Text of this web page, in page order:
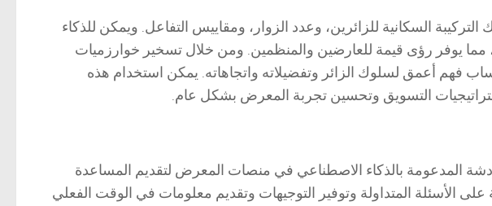
السكانية للزائرين، وعدد الزوار، ومقاييس التفاعل. ويمكن للذكاء
مما يوفر رؤى قيمة للعارضين والمنظمين. ومن خلال تسخير خوارزميات
فهم أعمق لسلوك الزائر وتفضيلاته واتجاهاته. يمكن استخدام هذه
التسويق وتحسين تجربة المعرض بشكل عام.
المدعومة بالذكاء الاصطناعي في منصات المعرض لتقديم المساعدة
على الأسئلة المتداولة وتوفير التوجيهات وتقديم معلومات في الوقت الفعلي